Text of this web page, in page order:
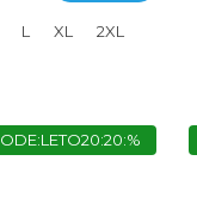
L XL 2XL